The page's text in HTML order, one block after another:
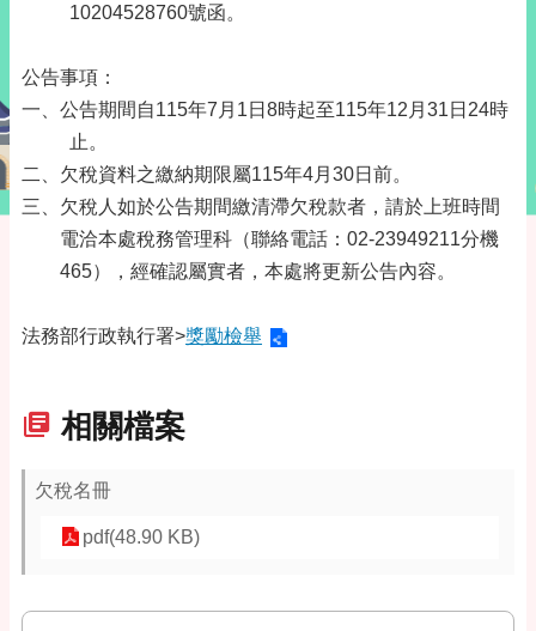
10204528760號函。
公告事項：
一、公告期間自115年7月1日8時起至115年12月31日24時
止。
二、欠稅資料之繳納期限屬115年4月30日前。
三、欠稅人如於公告期間繳清滯欠稅款者，請於上班時間
電洽本處稅務管理科（聯絡電話：02-23949211分機
465），經確認屬實者，本處將更新公告內容。
法務部行政執行署>獎勵檢舉
相關檔案
欠稅名冊
pdf(48.90 KB)